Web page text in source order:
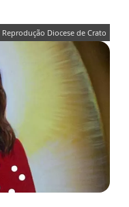
Reprodução Diocese de Crato